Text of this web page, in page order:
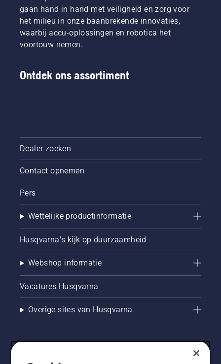
gaan hand in hand met veiligheid en zorg voor
het milieu in onze baanbrekende innovaties,
waarbij accu-oplossingen en robotica het
voortouw nemen.
Ontdek ons assortiment
Dealer zoeken
Contact opnemen
Pers
Wettelijke productinformatie
Husqvarna's kijk op duurzaamheid
Webshop informatie
Vacatures Husqvarna
Overige sites van Husqvarna